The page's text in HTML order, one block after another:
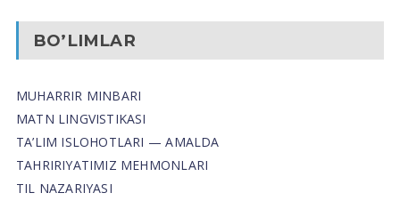
BO’LIMLAR
MUHARRIR MINBARI
MATN LINGVISTIKASI
TA’LIM ISLOHOTLARI — AMALDA
TAHRIRIYATIMIZ MEHMONLARI
TIL NAZARIYASI